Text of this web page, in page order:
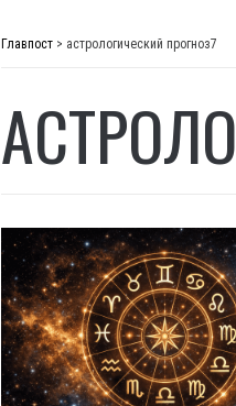
Главпост > астрологический прогноз7